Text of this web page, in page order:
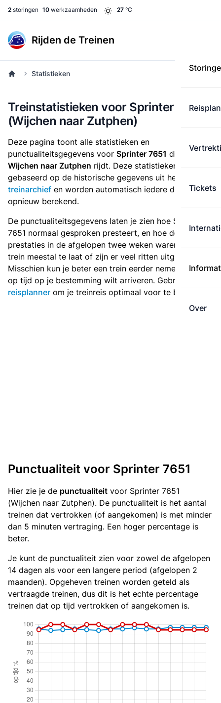
2 storingen 10 werkzaamheden 27 °C
Rijden de Treinen
Tickets
Over
Statistieken
Treinstatistieken voor Sprinter 7651
(Wijchen naar Zutphen)
Deze pagina toont alle statistieken en
punctualiteitsgegevens voor Sprinter 7651 die
van
Wijchen naar Zutphen rijdt. Deze statistieken zijn
gebaseerd op de historische gegevens uit het
treinarchief en worden automatisch iedere dag
opnieuw berekend.
De punctualiteitsgegevens laten je zien hoe Sprinter
7651 normaal gesproken presteert, en hoe de
prestaties in de afgelopen twee weken waren. Is deze
trein meestal te laat of zijn er veel ritten uitgevallen?
Misschien kun je beter een trein eerder nemen als je
op tijd op je bestemming wilt arriveren. Gebruik de
reisplanner om je treinreis optimaal voor te bereiden.
Punctualiteit voor Sprinter 7651
Hier zie je de punctualiteit voor Sprinter 7651
(Wijchen naar Zutphen). De punctualiteit is het aantal
treinen dat vertrokken (of aangekomen) is met minder
dan 5 minuten vertraging. Een hoger percentage is
beter.
Je kunt de punctualiteit zien voor zowel de afgelopen
14 dagen als voor een langere period (afgelopen 2
maanden). Opgeheven treinen worden geteld als
vertraagde treinen, dus dit is het echte percentage
treinen dat op tijd vertrokken of aangekomen is.